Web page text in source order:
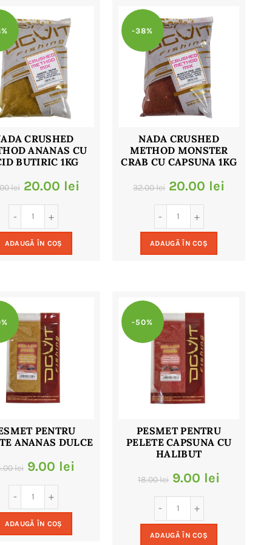
CRUSHED
ANANAS CU
BUTIRIC 1KG
lei Prețul
inițial
a
fost:
20.00 lei
ADAUGĂ ÎN COȘ
-38%
NADA CRUSHED
METHOD MONSTER
CRAB CU CAPSUNA 1KG
32.00lei Prețul
inițial
a
fost:
20.00 lei
ADAUGĂ ÎN COȘ
PENTRU
ANANAS DULCE
lei Prețul
inițial
a
fost:
9.00 lei
ADAUGĂ ÎN COȘ
-50%
PESMET PENTRU
PELETE CAPSUNA CU
HALIBUT
18.00lei Prețul
inițial
a
fost:
9.00 lei
ADAUGĂ ÎN COȘ